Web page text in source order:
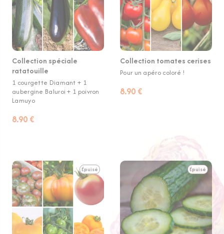
Collection spéciale
ratatouille
1 courgette Diamant + 1
aubergine Baluroi + 1 poivron
Lamuyo
8.90 €
Collection tomates cerises
Pour un apéro coloré !
8.90 €
Épuisé Épuisé